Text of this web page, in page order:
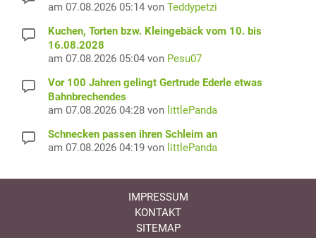
am 07.08.2026 05:14 von Teddypetzi
Kuchen, Torten bzw. Kleingebäck vom 10. bis
16.08.2028
am 07.08.2026 05:04 von Pesu07
Vor 100 Jahren gelingt Gertrude Ederle etwas
Bahnbrechendes
am 07.08.2026 04:28 von littlePanda
Schnecken passen ihren Schleim an
am 07.08.2026 04:19 von littlePanda
IMPRESSUM
KONTAKT
SITEMAP